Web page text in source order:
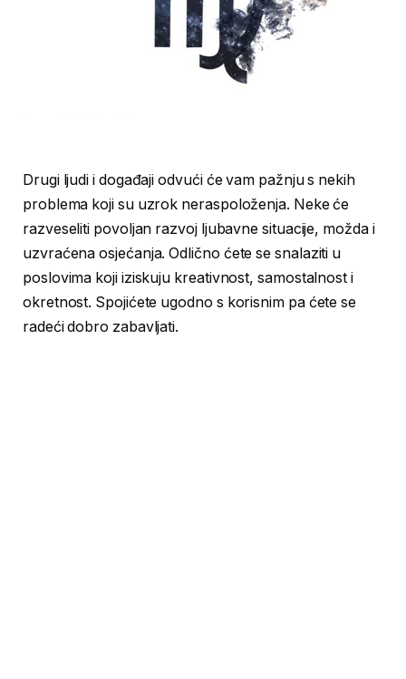
Drugi ljudi i događaji odvući će vam pažnju s nekih
problema koji su uzrok neraspoloženja. Neke će
razveseliti povoljan razvoj ljubavne situacije, možda i
uzvraćena osjećanja. Odlično ćete se snalaziti u
poslovima koji iziskuju kreativnost, samostalnost i
okretnost. Spojićete ugodno s korisnim pa ćete se
radeći dobro zabavljati.